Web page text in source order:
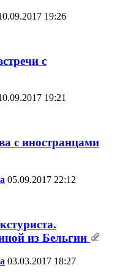
19:26
с
19:21
с иностранцами
05.09.2017 22:12
из Бельгии
03.03.2017 18:27